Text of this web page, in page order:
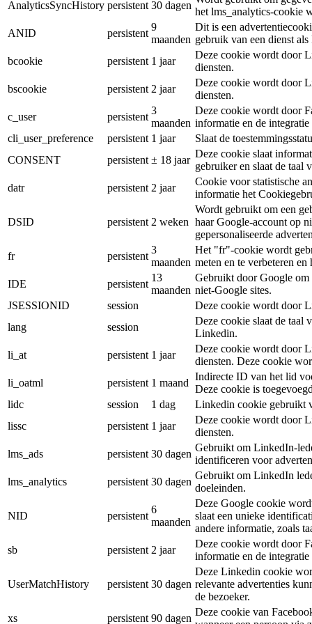
AnalyticsSyncHistory persistent 30 dagen
het lms_analytics-cookie
ANID
persistent
9
maanden
Dit is een
gebruik van een dienst
bcookie
persistent 1 jaar
Deze cookie wordt door
diensten.
bscookie
persistent 2 jaar
Deze cookie wordt door
diensten.
c_user
persistent
3
maanden
Deze cookie wordt door
informatie en de
cli_user_preference
persistent 1 jaar
Slaat de
CONSENT
persistent ± 18 jaar
Deze cookie slaat
gebruiker en slaat de taal
datr
persistent 2 jaar
Cookie voor statistische
informatie het
DSID persistent 2 weken
Wordt gebruikt om een
haar Google-account op
gepersonaliseerde
fr
persistent
3
maanden
Het "fr"-cookie wordt
meten en te verbeteren
IDE
persistent
13
maanden
Gebruikt door Google om
niet-Google sites.
JSESSIONID
session
Deze cookie wordt door
lang
session
Deze cookie slaat de taal
Linkedin.
li_at
persistent 1 jaar
Deze cookie wordt door
diensten. Deze cookie
li_oatml
persistent 1 maand
Indirecte ID van het lid
Deze cookie is
lidc
session 1 dag
Linkedin cookie gebruikt
lissc
persistent 1 jaar
Deze cookie wordt door
diensten.
lms_ads
persistent 30 dagen
Gebruikt om LinkedIn-
identificeren voor
lms_analytics
persistent 30 dagen
Gebruikt om LinkedIn
doeleinden.
NID persistent
6
maanden
Deze Google cookie
slaat een unieke
andere informatie, zoals
sb
persistent 2 jaar
Deze cookie wordt door
informatie en de
UserMatchHistory persistent 30 dagen
Deze Linkedin cookie
relevante advertenties
de bezoeker.
xs
persistent 90 dagen
Deze cookie van